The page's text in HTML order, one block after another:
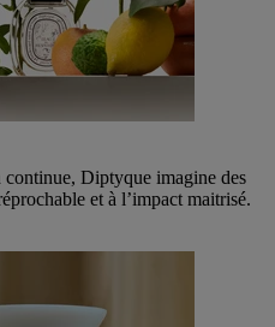
continue, Diptyque imagine des
et à l’impact maitrisé.